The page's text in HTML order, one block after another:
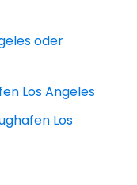
oder
Los Angeles
Los